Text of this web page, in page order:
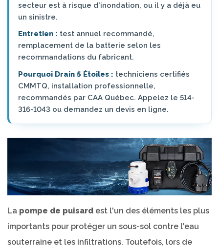
secteur est à risque d'inondation, ou il y a déjà eu
un sinistre.
Entretien : test annuel recommandé,
remplacement de la batterie selon les
recommandations du fabricant.
Pourquoi Drain 5 Étoiles : techniciens certifiés
CMMTQ, installation professionnelle,
recommandés par CAA Québec. Appelez le 514-
316-1043 ou demandez un devis en ligne.
La pompe de puisard est l'un des éléments les plus
importants pour protéger un sous-sol contre l'eau
souterraine et les infiltrations. Toutefois, lors de